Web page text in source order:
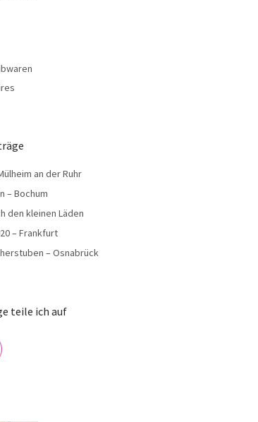
an der Ruhr
– Bochum
den kleinen Läden
– Frankfurt
– Osnabrück
teile ich auf